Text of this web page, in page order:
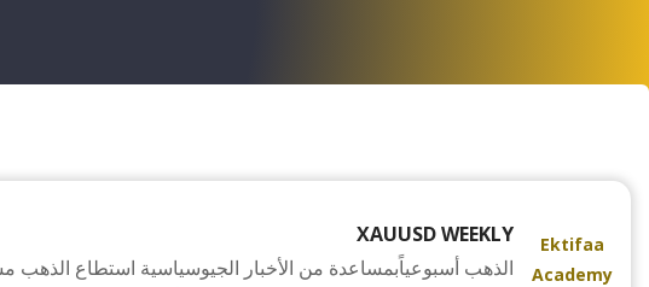
Ektifaa
Academy
XAUUSD WEEKLY
الذهب أسبوعياًبمساعدة من الأخبار الجيوسياسية استطاع